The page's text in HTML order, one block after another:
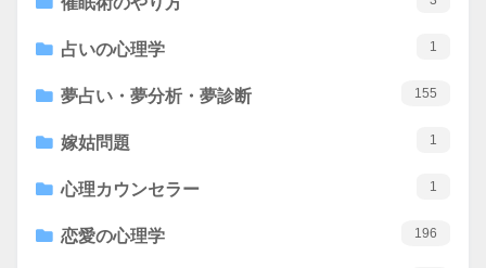
占いの心理学 1
夢占い・夢分析・夢診断 155
嫁姑問題 1
心理カウンセラー 1
恋愛の心理学 196